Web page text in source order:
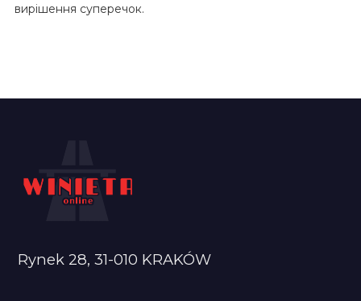
вирішення суперечок.
Rynek 28, 31-010 KRAKÓW